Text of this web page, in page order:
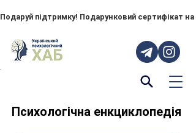
Подаруй підтримку! Подарунковий сертифікат
Психологічна енкциклопедія